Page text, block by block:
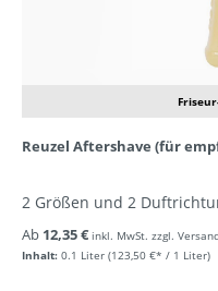
Reuzel Aftershave (für
2 Größen und 2
Inhalt: 0.1 Liter (123,50 €* / 1 Liter)
Ab 12,35 € inkl. MwSt. zzgl.